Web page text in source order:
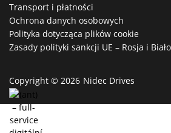
Transport i płatności
Ochrona danych osobowych
Polityka dotycząca plików cookie
Zasady polityki sankcji UE – Rosja i
Copyright © 2026 Nidec Drives